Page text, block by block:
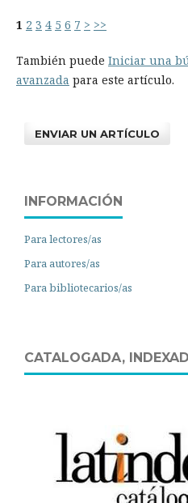
1 2 3 4 5 6 7 > >>
También puede Iniciar una
avanzada para este artículo.
ENVIAR UN ARTÍCULO
INFORMACIÓN
Para lectores/as
Para autores/as
Para bibliotecarios/as
CATALOGADA,